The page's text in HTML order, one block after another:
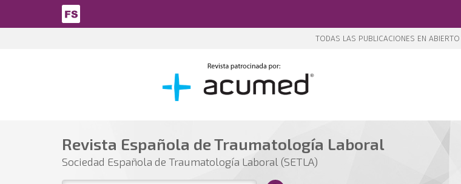
Pasar al contenido principal
TODAS LAS PUBLICACIONES EN ABIERTO |
Revista Española de Traumatología Laboral
Sociedad Española de Traumatología Laboral (SETLA)